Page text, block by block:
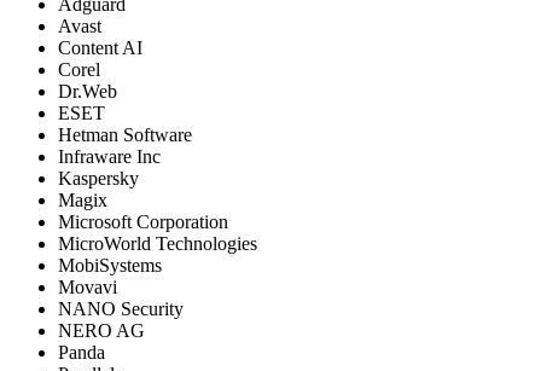
Avast
Content AI
Corel
Dr.Web
ESET
Hetman Software
Infraware Inc
Kaspersky
Magix
Microsoft Corporation
MicroWorld Technologies
MobiSystems
Movavi
NANO Security
NERO AG
Panda